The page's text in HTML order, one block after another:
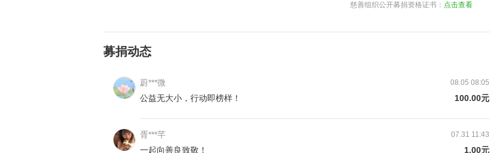
料，失去依靠的孩子。他们本应该享有的生存权、发展权、受保护权等往往得不到切实的
在2015年末，我们在宁远发现了数百名这样的孩子，携手中国人口福利基金会发起拾穗行
可能，有些痛，真的需要有人去拉一把，他们才能望见未来
四川汉源的小凯才九岁，很小就被检查出患有“KTS”综合征（下肢动静脉畸形），爸爸在
与叔叔一家人生活。我们时常和小凯叔叔通电话，他会告诉我们去了哪个医院，小凯的病
有什么新的情况。也许未来，会有奇迹，也许没有，但生活以痛吻过，我们早能报之以
慈善组织公开募捐资格证书： 点击查看
募捐动态
蔚***微 08.05 08:05
公益无大小，行动即榜样！ 100.00元
胥***芊 07.31 11:43
一起向善良致敬！ 1.00元